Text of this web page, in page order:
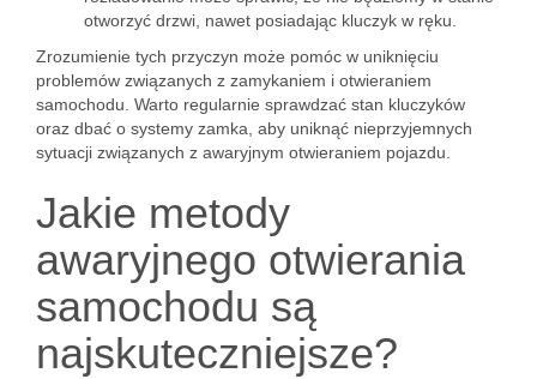
otworzyć drzwi, nawet posiadając kluczyk w ręku.
Zrozumienie tych przyczyn może pomóc w uniknięciu
problemów związanych z zamykaniem i otwieraniem
samochodu. Warto regularnie sprawdzać stan kluczyków
oraz dbać o systemy zamka, aby uniknąć nieprzyjemnych
sytuacji związanych z awaryjnym otwieraniem pojazdu.
Jakie metody
awaryjnego otwierania
samochodu są
najskuteczniejsze?